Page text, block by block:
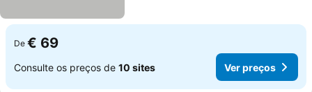
De € 69
Consulte os preços de 10 sites Ver preços